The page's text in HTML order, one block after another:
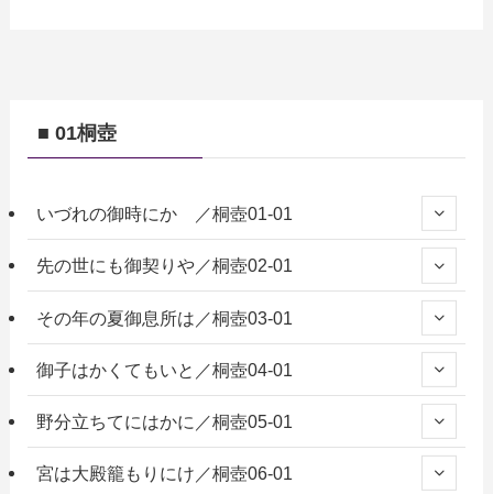
■ 01桐壺
いづれの御時にか ／桐壺01-01
先の世にも御契りや／桐壺02-01
その年の夏御息所は／桐壺03-01
御子はかくてもいと／桐壺04-01
野分立ちてにはかに／桐壺05-01
宮は大殿籠もりにけ／桐壺06-01